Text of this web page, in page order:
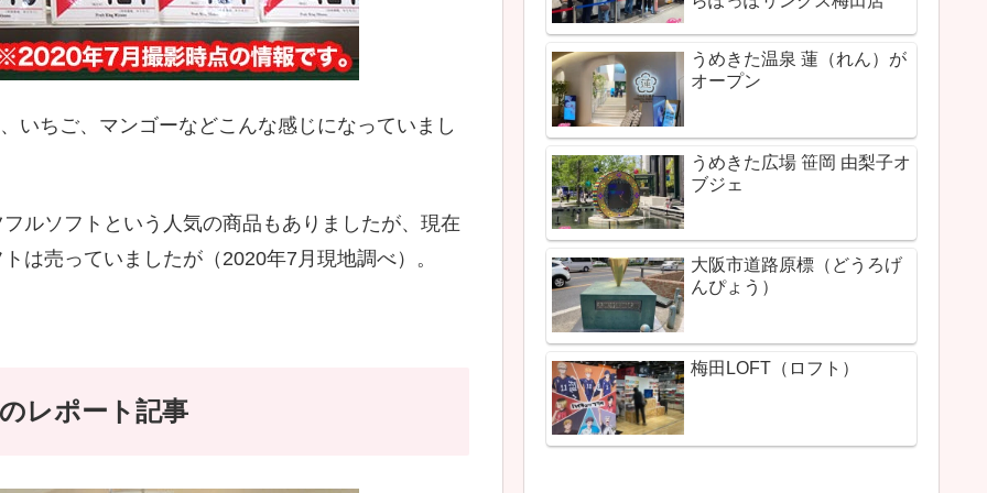
いちご、マンゴーなどこんな感じになっていまし
ルソフトという人気の商品もありましたが、現在
は売っていましたが（2020年7月現地調べ）。
レポート記事
うめきた温泉 蓮（れん）が
オープン
うめきた広場 笹岡 由梨子オ
ブジェ
大阪市道路原標（どうろげ
んぴょう）
梅田LOFT（ロフト）